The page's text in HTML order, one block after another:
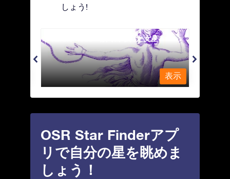
しょう!
Andromeda - 鎖で縛られた女座
表示
OSR Star Finderアプ
リで自分の星を眺めま
しょう！